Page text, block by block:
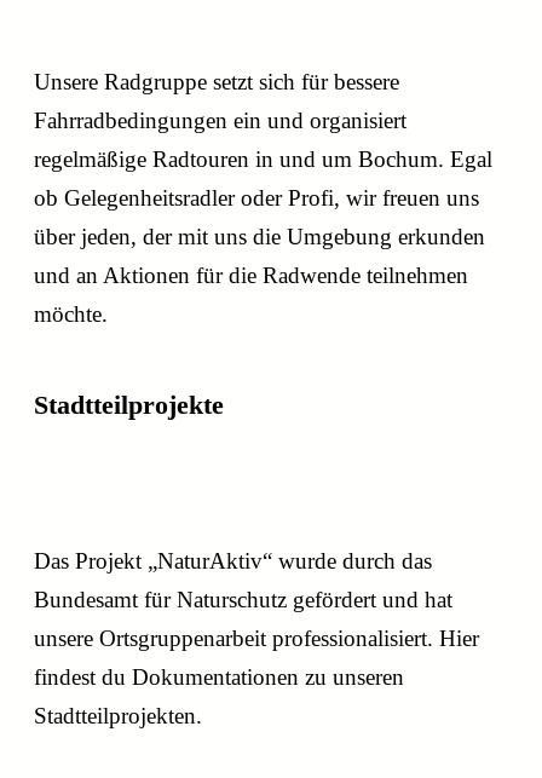
Unsere Radgruppe setzt sich für bessere
Fahrradbedingungen ein und organisiert
regelmäßige Radtouren in und um Bochum. Egal
ob Gelegenheitsradler oder Profi, wir freuen uns
über jeden, der mit uns die Umgebung erkunden
und an Aktionen für die Radwende teilnehmen
möchte.
Stadtteilprojekte
Das Projekt „NaturAktiv“ wurde durch das
Bundesamt für Naturschutz gefördert und hat
unsere Ortsgruppenarbeit professionalisiert. Hier
findest du Dokumentationen zu unseren
Stadtteilprojekten.